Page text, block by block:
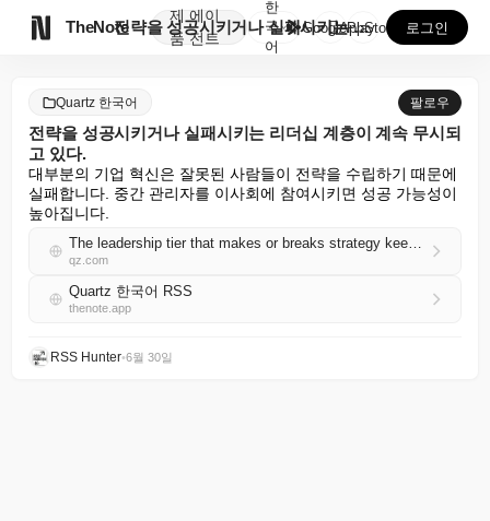
TheNote
제
품
에이
전트
전략을 성공시키거나 실패시키는 리더십 계층이 계속 무시...
한
국
어
GooglePlay
AppStore 로그인
Quartz 한국어 팔로우
전략을 성공시키거나 실패시키는 리더십 계층이 계속 무시되
고 있다.
대부분의 기업 혁신은 잘못된 사람들이 전략을 수립하기 때문에
실패합니다. 중간 관리자를 이사회에 참여시키면 성공 가능성이
높아집니다.
The leadership tier that makes or breaks strategy keeps getting ignored
qz.com
Quartz 한국어 RSS
thenote.app
RSS Hunter•6월 30일